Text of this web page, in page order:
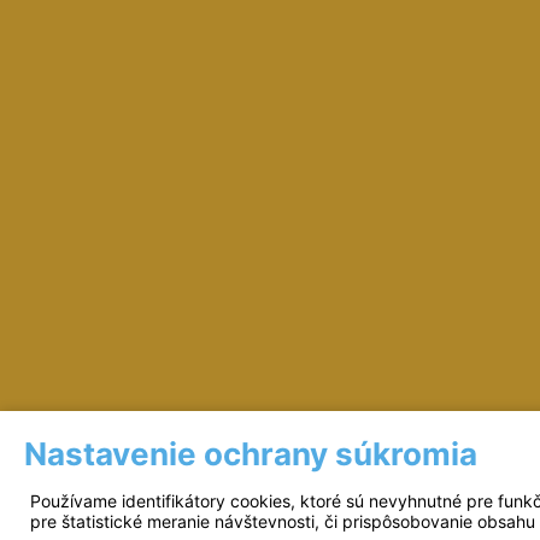
Prevádzkovateľ: © Miloš Sipták -
Nastavenie ochrany súkromia
Používame identifikátory cookies, ktoré sú nevyhnutné pre
pre štatistické meranie návštevnosti, či prispôsobovanie